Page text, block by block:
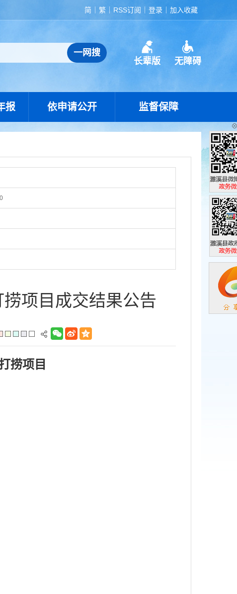
简 繁 RSS订阅 登录 加入收藏
长辈版 无障碍
报 依申请公开 监督保障
项目成交结果公告
捞项目
濉溪县政
政务微博
濉溪县政
政务微信